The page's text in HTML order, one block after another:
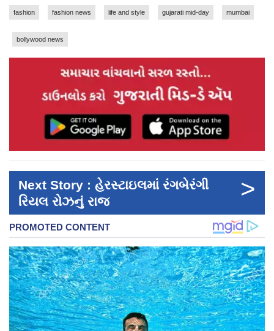
fashion fashion news life and style gujarati mid-day mumbai
bollywood news
Next Story : હેરસ્ટાઇલમાં રંગબેરંગી
રિયલ રોઝનું રાજ
>